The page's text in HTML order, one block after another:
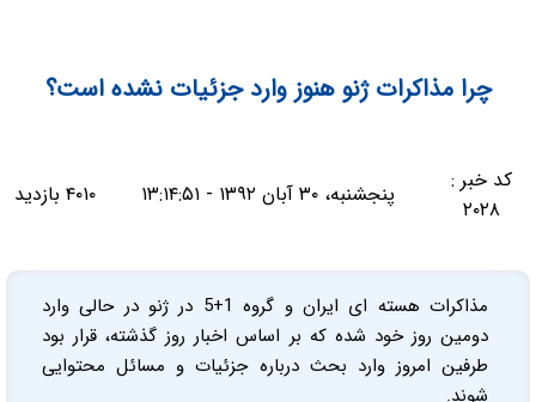
چرا مذاکرات ژنو هنوز وارد جزئیات نشده است؟
کد خبر :
۲۰۲۸
پنجشنبه، ۳۰ آبان ۱۳۹۲ - ۱۳:۱۴:۵۱ ۴۰۱۰ بازدید
مذاکرات هسته ای ایران و گروه 1+5 در ژنو در حالی وارد
دومین روز خود شده که بر اساس اخبار روز گذشته، قرار بود
طرفین امروز وارد بحث درباره جزئیات و مسائل محتوایی
شوند.